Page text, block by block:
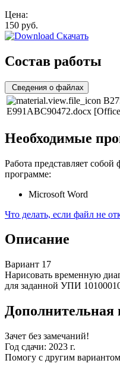
Цена:
150 руб.
Скачать
Состав работы
Сведения о файлах
E991ABC90472.docx
Необходимые
Работа представляет
программе:
Microsoft Word
Что делать, если файл не
Описание
Вариант 17
Нарисовать временную
для заданной УПИ
Зачет без замечаний!
Год сдачи: 2023 г.
Помогу с другим